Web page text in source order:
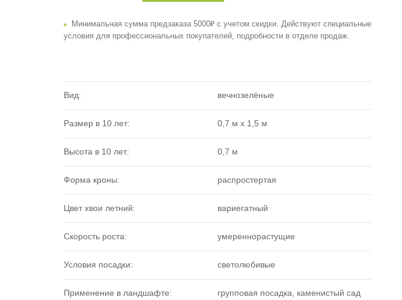
Минимальная сумма предзаказа 5000₽ с учетом скидки. Действуют специальные
условия для профессиональных покупателей, подробности в отделе продаж.
Вид: вечнозелёные
Размер в 10 лет: 0,7 м х 1,5 м
Высота в 10 лет: 0,7 м
Форма кроны: распростертая
Цвет хвои летний: вариегатный
Скорость роста: умереннорастущие
Условия посадки: светолюбивые
Применение в ландшафте: групповая посадка, каменистый сад